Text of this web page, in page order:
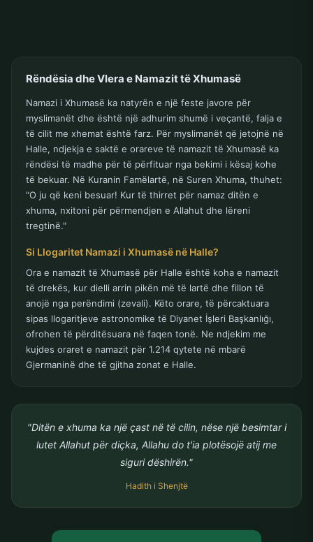
Rëndësia dhe Vlera e Namazit të Xhumasë
Namazi i Xhumasë ka natyrën e një feste javore për
myslimanët dhe është një adhurim shumë i veçantë, falja e
të cilit me xhemat është farz. Për myslimanët që jetojnë në
Halle, ndjekja e saktë e orareve të namazit të Xhumasë ka
rëndësi të madhe për të përfituar nga bekimi i kësaj kohe
të bekuar. Në Kuranin Famëlartë, në Suren Xhuma, thuhet:
"O ju që keni besuar! Kur të thirret për namaz ditën e
xhuma, nxitoni për përmendjen e Allahut dhe lëreni
tregtinë."
Si Llogaritet Namazi i Xhumasë në Halle?
Ora e namazit të Xhumasë për Halle është koha e namazit
të drekës, kur dielli arrin pikën më të lartë dhe fillon të
anojë nga perëndimi (zevali). Këto orare, të përcaktuara
sipas llogaritjeve astronomike të Diyanet İşleri Başkanlığı,
ofrohen të përditësuara në faqen tonë. Ne ndjekim me
kujdes oraret e namazit për 1.214 qytete në mbarë
Gjermaninë dhe të gjitha zonat e Halle.
"Ditën e xhuma ka një çast në të cilin, nëse një besimtar i
lutet Allahut për diçka, Allahu do t'ia plotësojë atij me
siguri dëshirën."
Hadith i Shenjtë